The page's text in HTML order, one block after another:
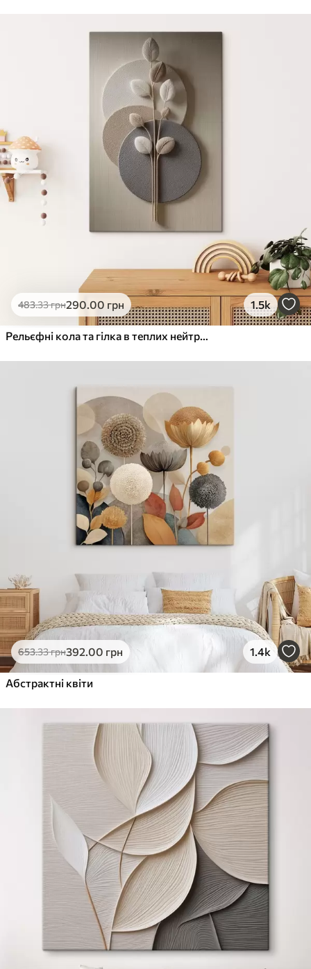
Яскраві, насичені кольори
Стійкість до вицвітання
Безпечне чорнило без запаху
Поверхня з текстурою полотна
Екологічний матеріал
Преміум
Від363
Яскраві, насичені кольори
Стійкість до вицвітання
Безпечне чорнило без запаху
Поверхня з текстурою полотна
Еко-Преміум
.00грн
✓Яскраві, насичені кольори
Поверхня з текстурою полотна
Екологічний матеріал
483.33грн290.00 грн 1.5k
Рельєфні кола та гілка в теплих нейтральних тонах
653.33грн392.00 грн 1.4k
Абстрактні квіти